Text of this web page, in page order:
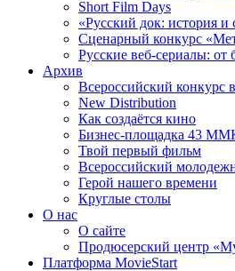
Short Film Days
«Русский док: история и
Сценарный конкурс
Русские веб-сериалы: от
Архив
Всероссийский конкурс
New Distribution
Как создаётся кино
Бизнес-площадка 43
Твой первый фильм
Всероссийский
Герой нашего времени
Круглые столы
О нас
О сайте
Продюсерский центр
Платформа MovieStart